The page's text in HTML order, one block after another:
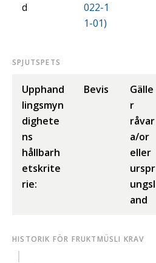
d
022-1
1-01)
SPJUTSPETS
Upphand
lingsmyn
dighete
ns
hållbarh
etskrite
rie:
Bevis
Gälle
r
råvar
a/or
eller
urspr
ungsl
and
HISTORIK FÖR FRUKTMÜSLI KRAV